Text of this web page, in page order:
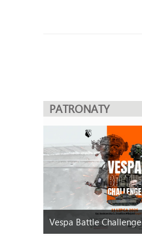
PATRONATY
Vespa Battle Challenge